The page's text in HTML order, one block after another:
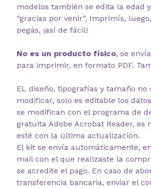
modelos también se edita la edad
“gracias por venir”, Imprimís,
pegás, ¡así de fácil!
No es un producto físico, se
para imprimir, en formato PDF.
EL diseño, tipografías y tamaño no
modificar, solo es editable los
se modifican con el programa de
gratuita Adobe Acrobat Reader, es
esté con la última actualización.
El kit se envía automáticamente,
mail con el que realizaste la
se acredite el pago. En caso de
transferencia bancaria, enviar el